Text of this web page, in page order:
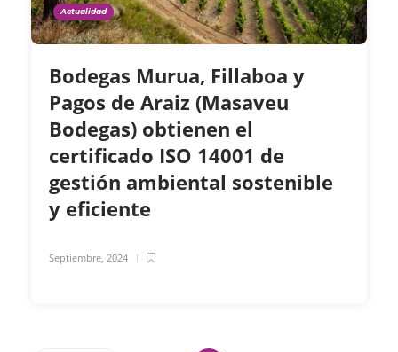
Actualidad
Bodegas Murua, Fillaboa y
Pagos de Araiz (Masaveu
Bodegas) obtienen el
certificado ISO 14001 de
gestión ambiental sostenible
y eficiente
Septiembre, 2024